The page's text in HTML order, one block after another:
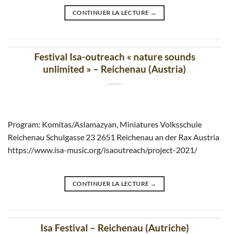
CONTINUER LA LECTURE →
Festival Isa-outreach « nature sounds
unlimited » – Reichenau (Austria)
Program: Komitas/Aslamazyan, Miniatures Volksschule
Reichenau Schulgasse 23 2651 Reichenau an der Rax Austria
https://www.isa-music.org/isaoutreach/project-2021/
CONTINUER LA LECTURE →
Isa Festival – Reichenau (Autriche)